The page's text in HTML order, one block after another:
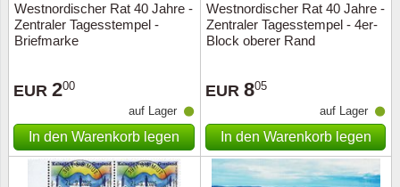
Westnordischer Rat 40 Jahre -
Zentraler Tagesstempel -
Briefmarke
EUR 200
auf Lager
In den Warenkorb legen
Westnordischer Rat 40 Jahre -
Zentraler Tagesstempel - 4er-
Block oberer Rand
EUR 805
auf Lager
In den Warenkorb legen